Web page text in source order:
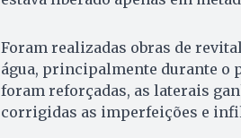
Foram realizadas obras de
água, principalmente durante o
foram reforçadas, as laterais
corrigidas as imperfeições e